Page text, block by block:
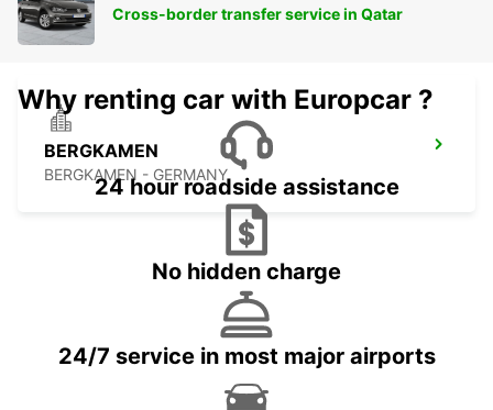
HOLZMINDEN - GERMANY
BERGKAMEN
BERGKAMEN - GERMANY
Cross-border transfer service in Qatar
Why renting car with Europcar ?
24 hour roadside assistance
No hidden charge
24/7 service in most major airports